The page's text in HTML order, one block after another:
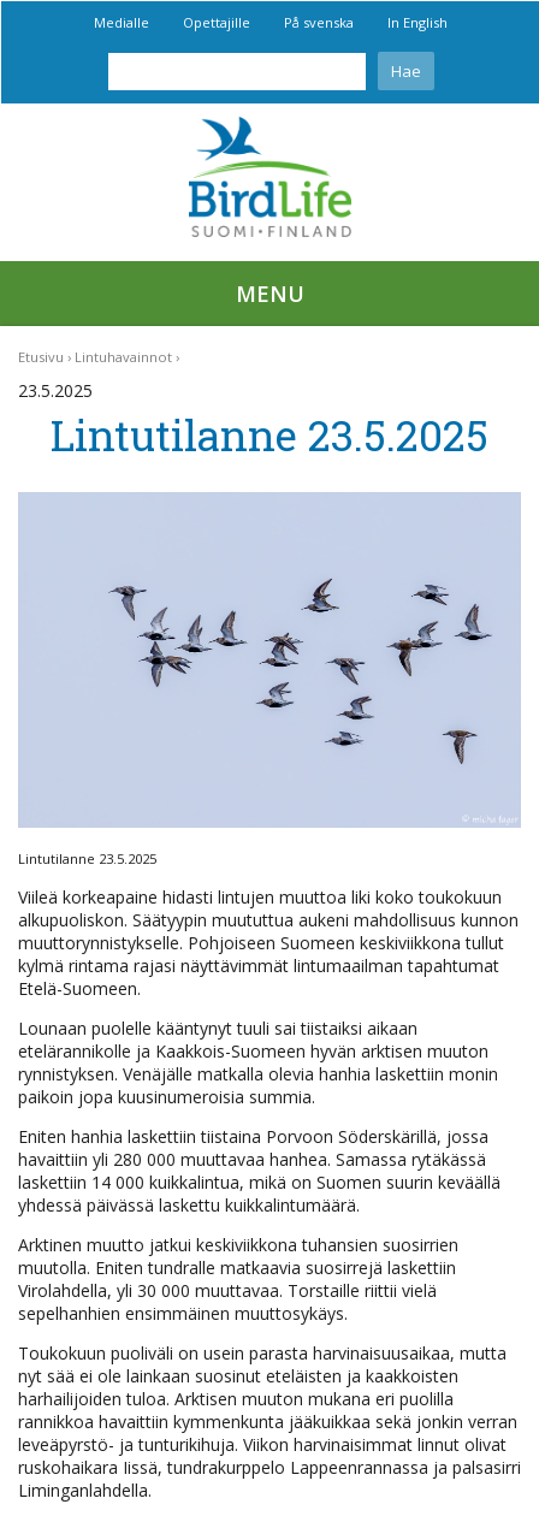
Medialle Opettajille På svenska In English
MENU
Etusivu Lintuhavainnot
23.5.2025
Lintutilanne 23.5.2025
Lintutilanne 23.5.2025
Viileä korkeapaine hidasti lintujen muuttoa liki koko toukokuun
alkupuoliskon. Säätyypin muututtua aukeni mahdollisuus kunnon
muuttorynnistykselle. Pohjoiseen Suomeen keskiviikkona tullut
kylmä rintama rajasi näyttävimmät lintumaailman tapahtumat
Etelä-Suomeen.
Lounaan puolelle kääntynyt tuuli sai tiistaiksi aikaan
etelärannikolle ja Kaakkois-Suomeen hyvän arktisen muuton
rynnistyksen. Venäjälle matkalla olevia hanhia laskettiin monin
paikoin jopa kuusinumeroisia summia.
Eniten hanhia laskettiin tiistaina Porvoon Söderskärillä, jossa
havaittiin yli 280 000 muuttavaa hanhea. Samassa rytäkässä
laskettiin 14 000 kuikkalintua, mikä on Suomen suurin keväällä
yhdessä päivässä laskettu kuikkalintumäärä.
Arktinen muutto jatkui keskiviikkona tuhansien suosirrien
muutolla. Eniten tundralle matkaavia suosirrejä laskettiin
Virolahdella, yli 30 000 muuttavaa. Torstaille riittii vielä
sepelhanhien ensimmäinen muuttosykäys.
Toukokuun puoliväli on usein parasta harvinaisuusaikaa, mutta
nyt sää ei ole lainkaan suosinut eteläisten ja kaakkoisten
harhailijoiden tuloa. Arktisen muuton mukana eri puolilla
rannikkoa havaittiin kymmenkunta jääkuikkaa sekä jonkin verran
leveäpyrstö- ja tunturikihuja. Viikon harvinaisimmat linnut olivat
ruskohaikara Iissä, tundrakurppelo Lappeenrannassa ja palsasirri
Liminganlahdella.